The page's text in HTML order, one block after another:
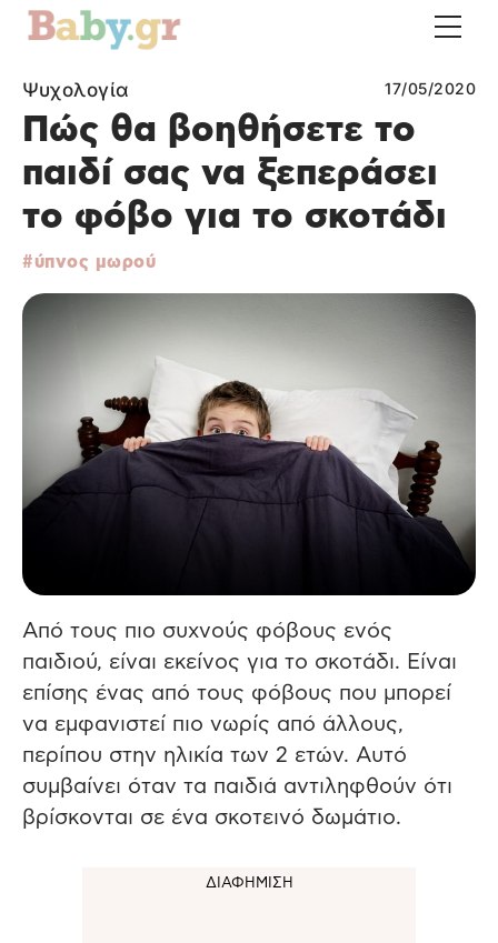
Ψυχολογία 17/05/2020
Πώς θα βοηθήσετε το
παιδί σας να ξεπεράσει
το φόβο για το σκοτάδι
ύπνος μωρού
Από τους πιο συχνούς φόβους ενός
παιδιού, είναι εκείνος για το σκοτάδι. Είναι
επίσης ένας από τους φόβους που μπορεί
να εμφανιστεί πιο νωρίς από άλλους,
περίπου στην ηλικία των 2 ετών. Αυτό
συμβαίνει όταν τα παιδιά αντιληφθούν ότι
βρίσκονται σε ένα σκοτεινό δωμάτιο.